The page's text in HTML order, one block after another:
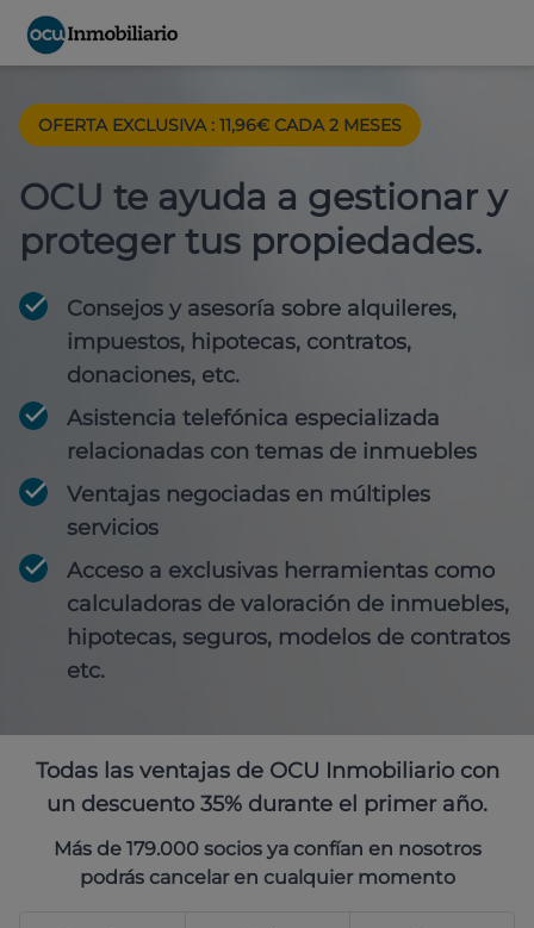
OFERTA EXCLUSIVA : 11,96€ CADA 2 MESES
OCU te ayuda a gestionar y
proteger tus propiedades.
Consejos y asesoría sobre alquileres,
impuestos, hipotecas, contratos,
donaciones, etc.
Asistencia telefónica especializada
relacionadas con temas de inmuebles
Ventajas negociadas en múltiples
servicios
Acceso a exclusivas herramientas como
calculadoras de valoración de inmuebles,
hipotecas, seguros, modelos de contratos
etc.
Todas las ventajas de OCU Inmobiliario con
un descuento 35% durante el primer año.
Más de 179.000 socios ya confían en nosotros
podrás cancelar en cualquier momento